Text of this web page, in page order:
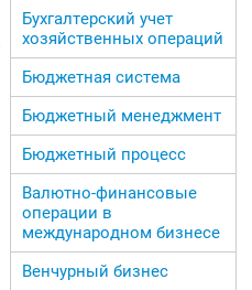
Бухгалтерский учет
хозяйственных операций
Бюджетная система
Бюджетный менеджмент
Бюджетный процесс
Валютно-финансовые
операции в
международном бизнесе
Венчурный бизнес